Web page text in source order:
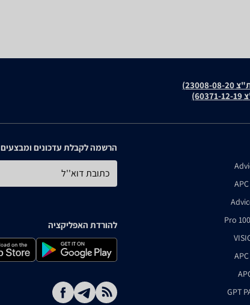
20)
Pro
GPT
הרשמה לקבלת עדכונים ומבצעים
כתובת דוא''ל
להורדת האפליקציה